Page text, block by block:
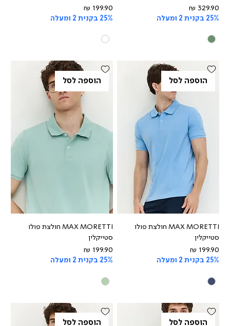
מחיר
25% בקנית 2 ומעלה
מחיר
25% בקנית 2 ומעלה
הוספה לסל
MAX MORETTI חולצת פולו
סטייקלין
מחיר
25% בקנית 2 ומעלה
הוספה לסל
MAX MORETTI חולצת פולו
סטייקלין
מחיר
25% בקנית 2 ומעלה
הוספה לסל הוספה לסל